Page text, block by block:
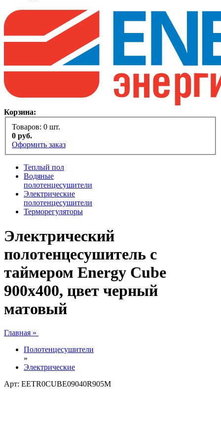
Корзина:
Товаров: 0 шт.
0 руб.
Оформить заказ
Теплый пол
Водяные
полотенцесушители
Электрические
полотенцесушители
Терморегуляторы
Электрический
полотенцесушитель с
таймером Energy Cube
900x400, цвет черный
матовый
Главная »
Полотенцесушители
»
Электрические
Арт: EETR0CUBE09040R905M